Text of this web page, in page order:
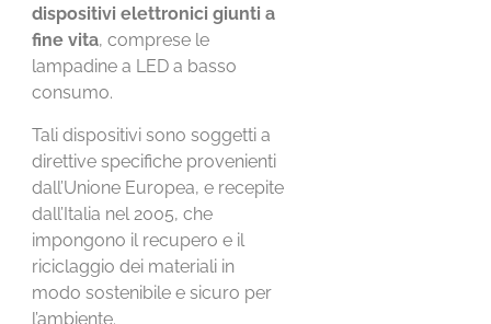
dispositivi elettronici giunti a
fine vita, comprese le
lampadine a LED a basso
consumo.
Tali dispositivi sono soggetti a
direttive specifiche provenienti
dall’Unione Europea, e recepite
dall’Italia nel 2005, che
impongono il recupero e il
riciclaggio dei materiali in
modo sostenibile e sicuro per
l’ambiente.